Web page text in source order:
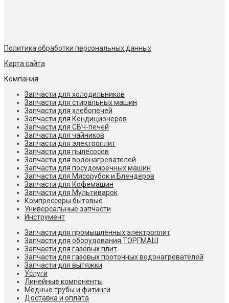
Политика обработки персональных данных
Карта сайта
Компания
Запчасти для холодильников
Запчасти для стиральных машин
Запчасти для хлебопечей
Запчасти для Кондиционеров
Запчасти для СВЧ-печей
Запчасти для чайников
Запчасти для электроплит
Запчасти для пылесосов
Запчасти для водонагревателей
Запчасти для посудомоечных машин
Запчасти для Мясорубок и Блендеров
Запчасти для Кофемашин
Запчасти для Мультиварок
Компрессоры бытовые
Универсальные запчасти
Инструмент
Запчасти для промышленных электроплит
Запчасти для оборудования ТОРГМАШ
Запчасти для газовых плит
Запчасти для газовых проточных водонагревателей
Запчасти для вытяжки
Услуги
Линейные компоненты
Медные трубы и фитинги
Доставка и оплата